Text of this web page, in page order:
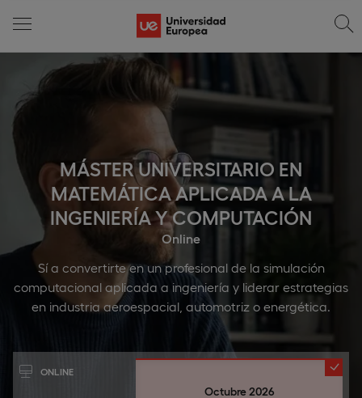
MÁSTER UNIVERSITARIO EN
MATEMÁTICA APLICADA A LA
INGENIERÍA Y COMPUTACIÓN
Online
Sí a convertirte en un profesional de la simulación
computacional aplicada a ingeniería y liderar estrategias
en industria aeroespacial, automotriz o energética.
ONLINE
Octubre 2026